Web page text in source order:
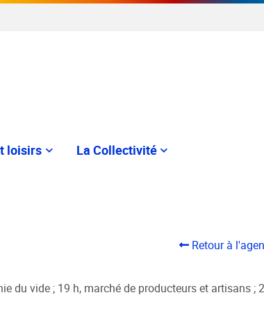
loisirs La Collectivité
Retour à
du vide ; 19 h, marché de producteurs et artisans ;